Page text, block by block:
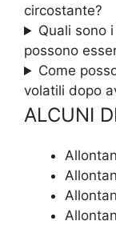
circostante?
Quali sono
possono
Come
volatili dopo
ALCUNI